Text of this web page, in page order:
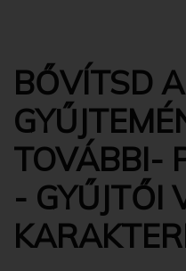
BŐVÍTSD
TOVÁBBI-
- GYŰJTŐI